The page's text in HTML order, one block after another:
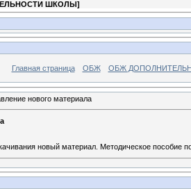
ШКОЛЫ]
Главная страница ОБЖ ОБЖ
нового материала
новый материал. Методическое